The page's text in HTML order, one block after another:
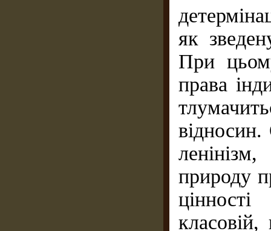
як
При
права
природу
класовій,